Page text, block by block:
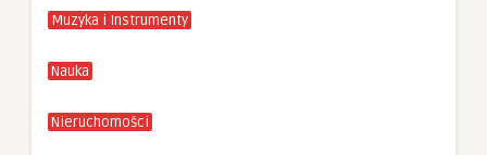
Muzyka i Instrumenty
Nauka
Nieruchomości